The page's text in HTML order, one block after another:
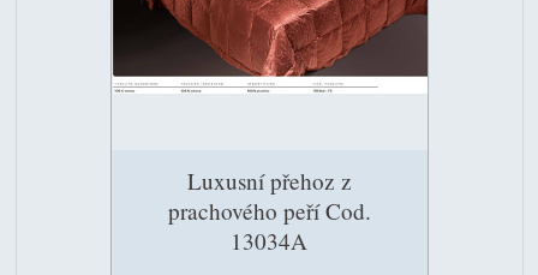
Luxusní přehoz z
prachového peří Cod.
13034A